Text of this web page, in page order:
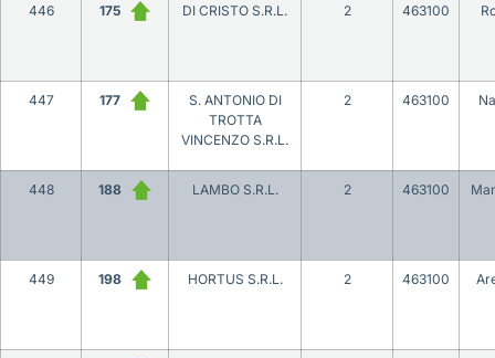
446 175 DI CRISTO S.R.L. 2 463100
447 177
S. ANTONIO DI
TROTTA
VINCENZO S.R.L.
2 463100
448 188 LAMBO S.R.L. 2 463100
449 198 HORTUS S.R.L. 2 463100